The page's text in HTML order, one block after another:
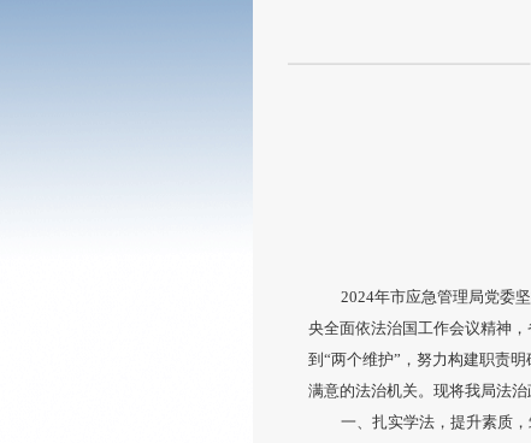
2024年市应急管理局党委
央全面依法治国工作会议精神
到“两个维护”，努力构建职责
满意的法治机关。现将我局法
一、扎实学法，提升素质